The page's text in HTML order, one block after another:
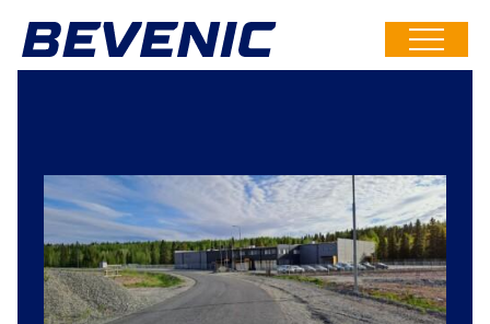
Siirry
suoraan
sisältöön
Toimitusketjusi